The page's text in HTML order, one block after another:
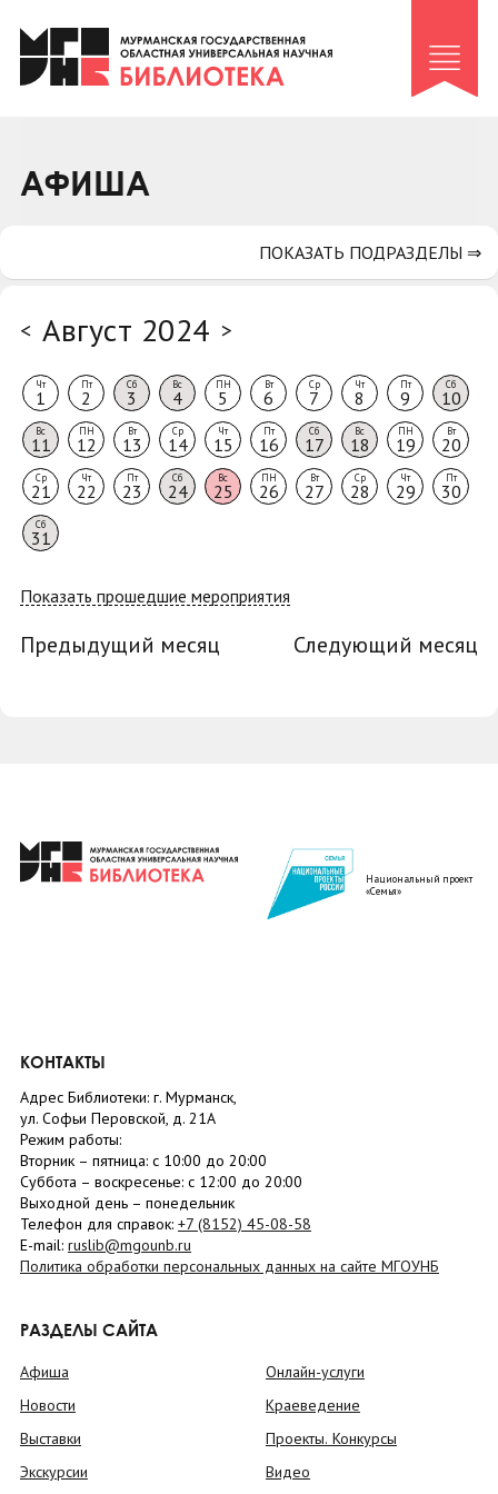
Клуб «Гиря и сельдерей»
Клуб «Семейный архив»
Коллегам
АФИША
< Август 2024 >
Чт
1
Пт
2
Сб
3
Вс
4
ПН
5
Вт
6
Ср
7
Чт
8
Пт
9
Сб
10
Вс
11
ПН
12
Вт
13
Ср
14
Чт
15
Пт
16
Сб
17
Вс
18
ПН
19
Вт
20
Ср
21
Чт
22
Пт
23
Сб
24
Вс
25
ПН
26
Вт
27
Ср
28
Чт
29
Пт
30
Сб
31
Показать прошедшие мероприятия
Предыдущий месяц Следующий месяц
ПОКАЗАТЬ ПОДРАЗДЕЛЫ ⇒
Национальный проект
«Семья»
КОНТАКТЫ
Адрес Библиотеки: г. Мурманск,
ул. Софьи Перовской, д. 21А
Режим работы:
Вторник – пятница: с 10:00 до 20:00
Суббота – воскресенье: c 12:00 до 20:00
Выходной день – понедельник
Телефон для справок: +7 (8152) 45-08-58
E-mail: ruslib@mgounb.ru
Политика обработки персональных данных на сайте МГОУНБ
РАЗДЕЛЫ САЙТА
Афиша
Новости
Выставки
Экскурсии
Онлайн-услуги
Краеведение
Проекты. Конкурсы
Видео